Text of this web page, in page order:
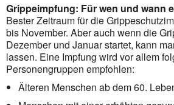
Grippeimpfung: Für wen und wann
Bester Zeitraum für die
bis November. Aber auch wenn die
Dezember und Januar startet, kann
lassen. Eine Impfung wird vor allem
Personengruppen empfohlen:
Älteren Menschen ab dem 60.